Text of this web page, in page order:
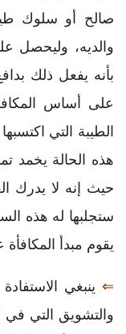
صالح أو سلوك
والديه، وليحصل
بأنه يفعل ذلك
على أساس
الطيبة التي
هذه الحالة يخمد
حيث إنه لا يدرك
ستجلبها له هذه
يقوم مبدأ
⇐ ينبغي
والتشويق التي